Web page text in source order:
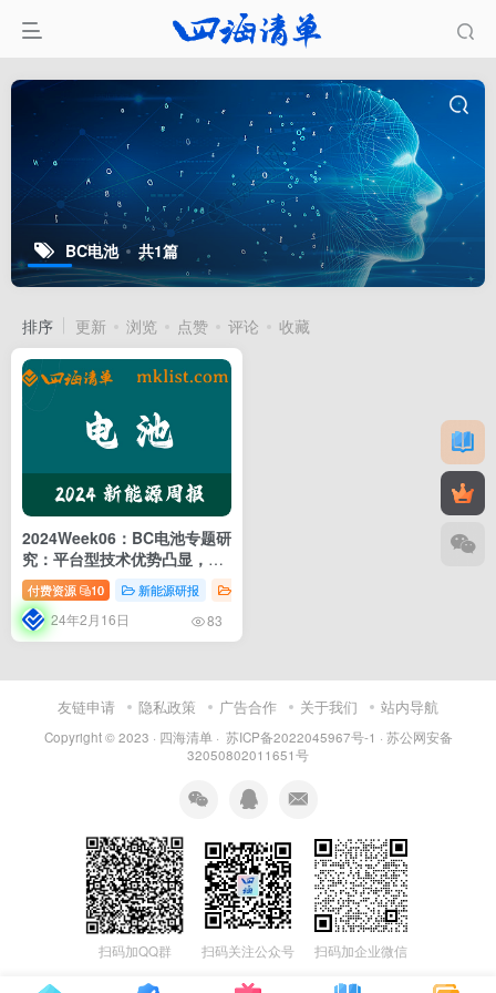
BC电池 共1篇
排序 更新 浏览 点赞 评论 收藏
2024Week06：BC电池专题研
究：平台型技术优势凸显，龙
头入局有望加速产业化
付费资源 10 新能源研报
24年2月16日 83
友链申请 隐私政策 广告合作 关于我们 站内导航
Copyright © 2023 · 四海清单· 苏ICP备2022045967号-1 · 苏公网安备
32050802011651号
扫码加QQ群 扫码关注公众号 扫码加企业微信